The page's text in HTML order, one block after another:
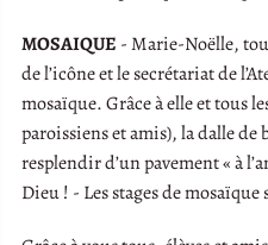
MOSAIQUE - Marie-Noëlle,
de l’icône et le secrétariat de
mosaïque. Grâce à elle et tous
paroissiens et amis), la dalle de
resplendir d’un pavement « à
Dieu ! - Les stages de